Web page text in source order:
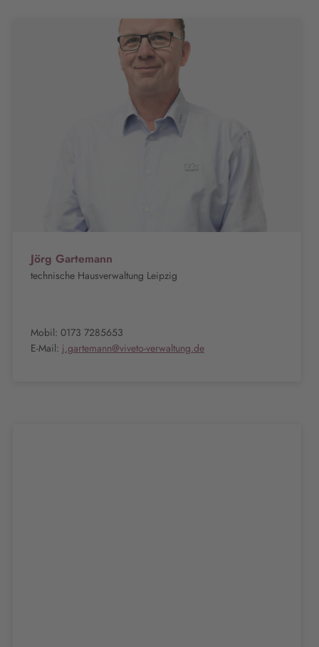
Jörg Gartemann
technische Hausverwaltung Leipzig
Mobil: 0173 7285653
E-Mail: j.gartemann@viveto-verwaltung.de